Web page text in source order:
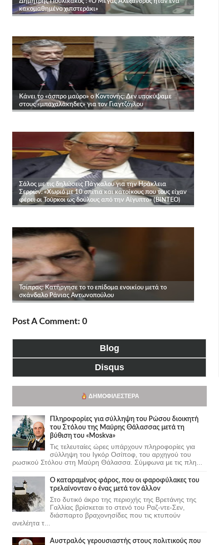
Post A Comment: 0
Blog
Disqus
ΔΗΜΟΦΙΛΈΣΤΕΡΑ
Πληροφορίες για σύλληψη του Ρώσου διοικητή
του Στόλου της Mαύρης Θάλασσας μετά τη
βύθιση του «Moskva»
Τις τελευταίες ώρες υπάρχουν πληροφορίες για
σύλληψη του Ιγκόρ Οσίποφ, του αρχηγού του
ρωσικού Στόλου στη Μαύρη Θάλασσα. Σύμφωνα με τις πλη...
Ο καταραμένος φάρος, που οι φαροφύλακες του
τρελαίνονταν ο ένας μετά τον άλλον
Στο δυτικό άκρο της περιοχής της Βρετάνης της
Γαλλίας βρίσκεται το στενό του Ραζ-ντε-Σεν,
διάσπαρτο βραχονησίδες που τις κτυπούν
ανελέητα τ...
Αυστραλός γερουσιαστής στους πολιτικούς που